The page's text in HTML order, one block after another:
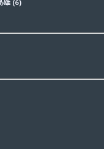
雄 (6)